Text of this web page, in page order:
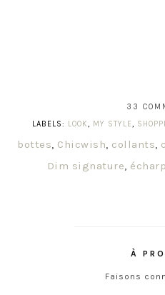
33
LABELS: LOOK, MY STYLE,
bottes, Chicwish, collants,
Dim signature,
À
Faisons